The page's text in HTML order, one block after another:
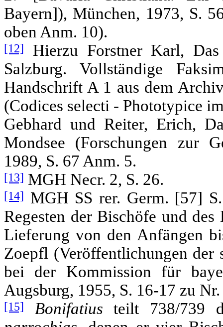
Bayern]), München, 1973, S.
oben Anm. 10).
[12]
Hierzu Forstner Karl,
Salzburg. Vollständige
Handschrift A 1 aus dem
(Codices selecti - Phototypice
Gebhard und Reiter, Erich,
Mondsee (Forschungen zur
1989, S. 67 Anm. 5.
[13] MGH Necr. 2, S. 26.
[14] MGH SS rer. Germ. [57]
Regesten der Bischöfe und
Lieferung von den Anfängen
Zoepfl (Veröffentlichungen der
bei der Kommission für
Augsburg, 1955, S. 16-17 zu
[15] Bonifatius teilt 738/739